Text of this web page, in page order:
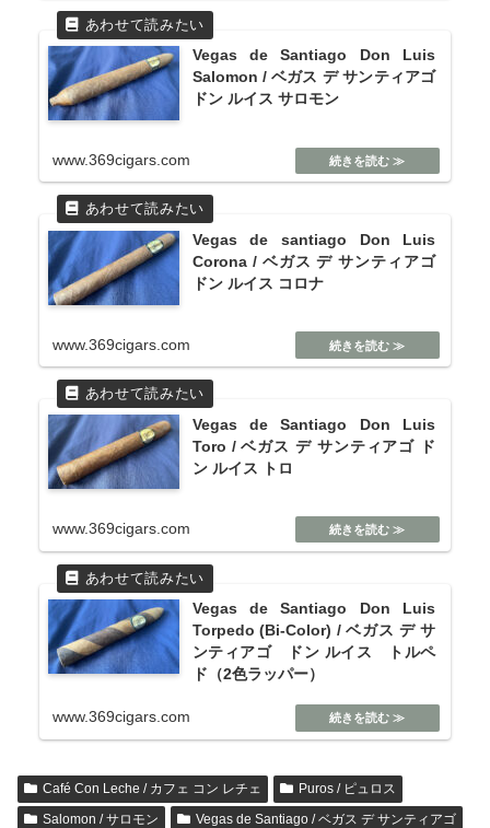
Vegas de Santiago Don Luis
Salomon / ベガス デ サンティアゴ
ドン ルイス サロモン
www.369cigars.com
Vegas de santiago Don Luis
Corona / ベガス デ サンティアゴ
ドン ルイス コロナ
www.369cigars.com
Vegas de Santiago Don Luis
Toro / ベガス デ サンティアゴ ド
ン ルイス トロ
www.369cigars.com
Vegas de Santiago Don Luis
Torpedo (Bi-Color) / ベガス デ サ
ンティアゴ ドン ルイス トルペ
ド（2色ラッパー）
www.369cigars.com
Café Con Leche / カフェ コン レチェ
Puros / ピュロス
Salomon / サロモン
Vegas de Santiago / ベガス デ サンティアゴ